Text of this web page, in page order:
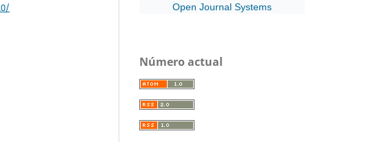
Open Journal Systems
Número actual